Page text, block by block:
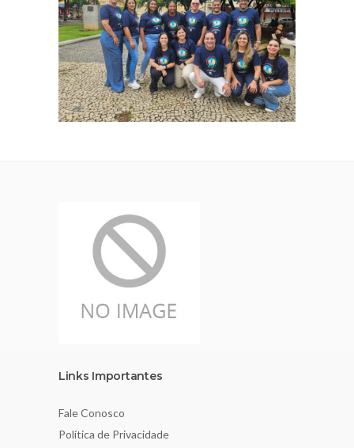
Links Importantes
Fale Conosco
Política de Privacidade